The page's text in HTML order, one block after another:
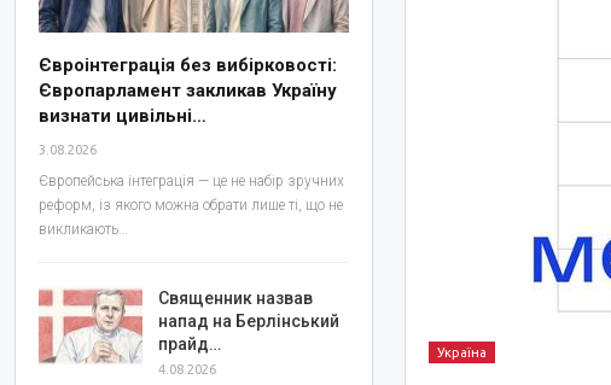
Україна
Євроінтеграція без вибірковості:
Європарламент закликав Україну
визнати цивільні…
3.08.2026
Європейська інтеграція — це не набір зручних
реформ, із якого можна обрати лише ті, що не
викликають…
Священник назвав
напад на Берлінський
прайд…
4.08.2026